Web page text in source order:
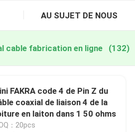
AU SUJET DE NOUS
cable fabrication en ligne (132)
FAKRA code 4 de Pin Z du
coaxial de liaison 4 de la
en laiton dans 1 50 ohms
：20pcs